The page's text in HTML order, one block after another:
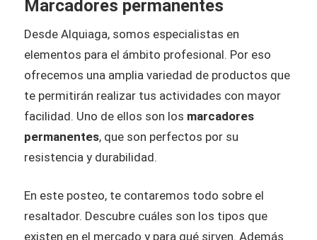
Marcadores permanentes
Desde Alquiaga, somos especialistas en
elementos para el ámbito profesional. Por eso
ofrecemos una amplia variedad de productos que
te permitirán realizar tus actividades con mayor
facilidad. Uno de ellos son los marcadores
permanentes, que son perfectos por su
resistencia y durabilidad.
En este posteo, te contaremos todo sobre el
resaltador. Descubre cuáles son los tipos que
existen en el mercado y para qué sirven. Además